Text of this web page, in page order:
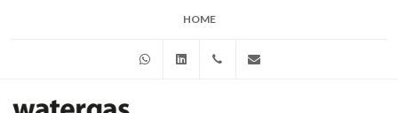
HOME
WhatsAppLinkedin+39 345 281 0246